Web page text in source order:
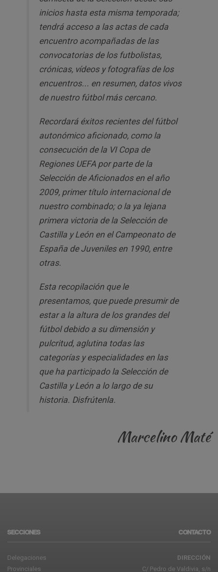
inicios hasta esta misma temporada;
tendrá acceso a las actas de cada
encuentro acompañadas de las
convocatorias de los futbolistas,
crónicas, vídeos y fotografías de los
encuentros... en resumen, datos vivos
de nuestro fútbol más cercano.
Recordará éxitos recientes del fútbol
autonómico aficionado, como la
consecución de la VI Copa de
Regiones UEFA por parte de la
Selección de Aficionados en el año
2009, primer título internacional de
nuestro combinado; o la ya lejana
primera victoria de la Selección de
Castilla y León en el Campeonato de
España de Juveniles en 1990, entre
otras.
Esta recopilación que le
presentamos, que puede presumir de
estar a la altura de los grandes del
fútbol debido a su dimensión y
pulcritud, aglutina todas las
categorías y especialidades en las
que ha participado la Selección de
Castilla y León a lo largo de su
historia. Disfrútenla.
Marcelino Maté
SECCIONES
Delegaciones
Provinciales
CONTACTO
DIRECCIÓN
C/ Pedro de Valdivia, s/n